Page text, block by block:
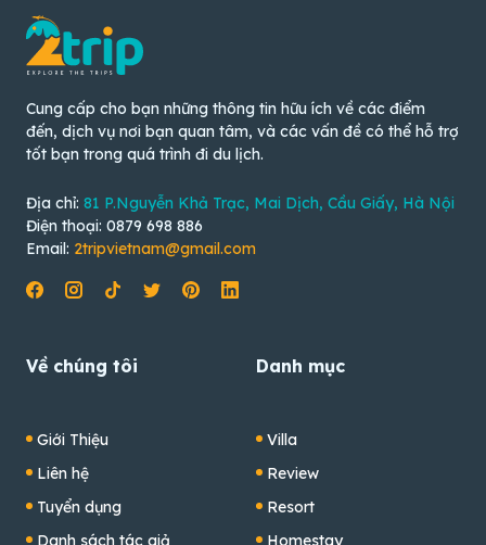
Cung cấp cho bạn những thông tin hữu ích về các điểm
đến, dịch vụ nơi bạn quan tâm, và các vấn đề có thể hỗ trợ
tốt bạn trong quá trình đi du lịch.
Địa chỉ: 81 P.Nguyễn Khả Trạc, Mai Dịch, Cầu Giấy, Hà Nội
Điện thoại: 0879 698 886
Email: 2tripvietnam@gmail.com
Về chúng tôi
Giới Thiệu
Liên hệ
Tuyển dụng
Danh sách tác giả
Danh mục
Villa
Review
Resort
Homestay